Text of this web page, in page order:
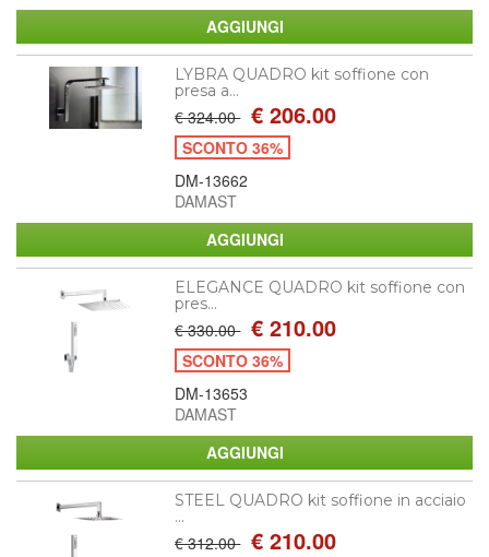
LYBRA QUADRO kit soffione con
presa a...
€ 324.00 € 206.00
SCONTO 36%
DM-13662
DAMAST
ELEGANCE QUADRO kit soffione con
pres...
€ 330.00 € 210.00
SCONTO 36%
DM-13653
DAMAST
STEEL QUADRO kit soffione in acciaio
...
€ 312.00 € 210.00